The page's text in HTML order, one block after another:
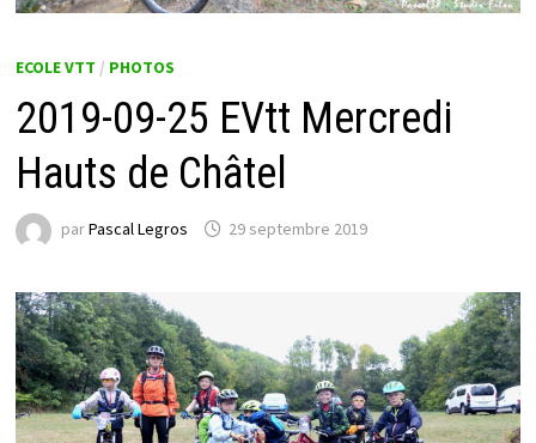
ECOLE VTT / PHOTOS
2019-09-25 EVtt Mercredi
Hauts de Châtel
parPascal Legros 29 septembre 2019